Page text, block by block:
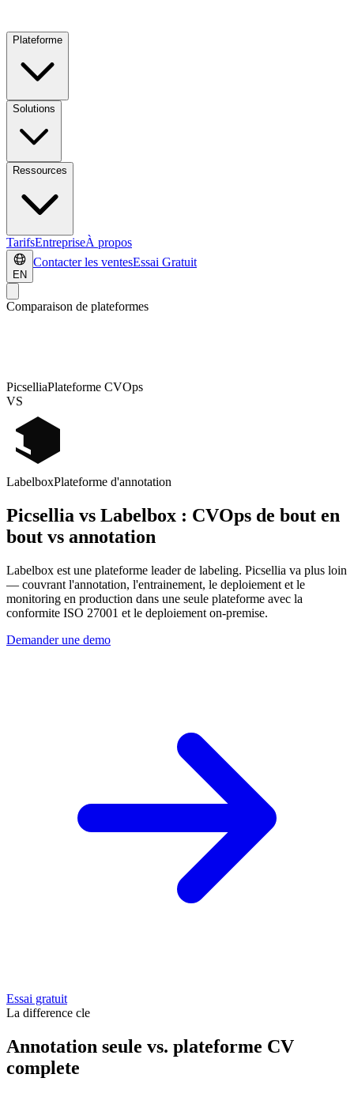
Plateforme
Solutions
Ressources
TarifsEntrepriseÀ propos
EN
Contacter les ventesEssai Gratuit
Comparaison de plateformes
PicselliaPlateforme CVOps
VS
LabelboxPlateforme d'annotation
Picsellia vs Labelbox : CVOps de bout en
bout vs annotation
Labelbox est une plateforme leader de labeling. Picsellia va plus loin
— couvrant l'annotation, l'entrainement, le deploiement et le
monitoring en production dans une seule plateforme avec la
conformite ISO 27001 et le deploiement on-premise.
Demander une demo
Essai gratuit
La difference cle
Annotation seule vs. plateforme CV
complete